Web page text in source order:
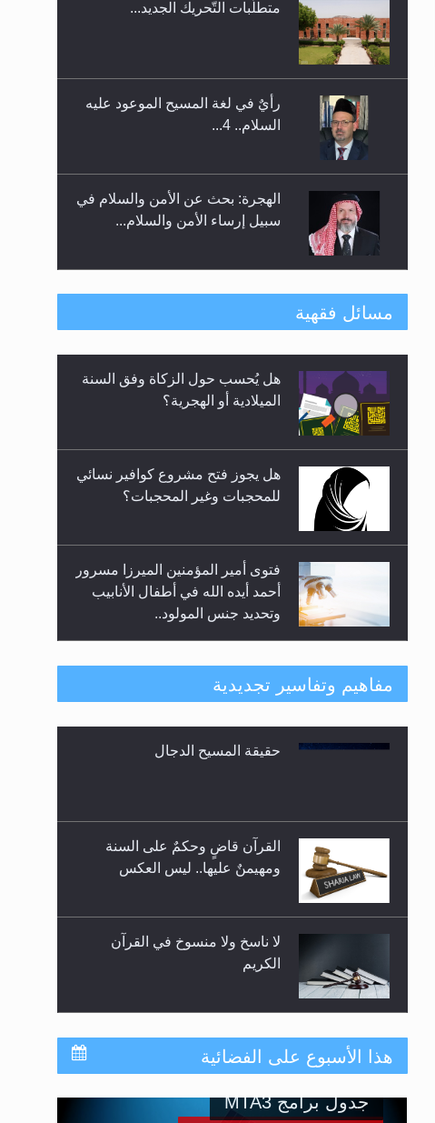
اليوم الوطني الرياضي لمجلس
متطلَّبات التّحريك الجديد...
رأيٌ في لغة المسيح الموعود عليه
السلام.. 4...
الهجرة: بحث عن الأمن والسلام في
سبيل إرساء الأمن والسلام...
رأيٌ في لغة المسيح الموعود عليه
**الحصن الحصين من وساوس
المعارضين ...**...
مسائل فقهية
هل يُحسب حول الزكاة وفق السنة
الميلادية أو الهجرية؟
هل يجوز فتح مشروع كوافير نسائي
للمحجبات وغير المحجبات؟
فتوى أمير المؤمنين الميرزا مسرور
أحمد أيده الله في أطفال الأنابيب
وتحديد جنس المولود..
هل من الصحيح أن ديّة المرأة
المقتولة تساوي نصف ديّة الرجل
هل تعتبر الأشفار الاصطناعية
للوضوء وهل يُسمح الصلاة بها؟
مفاهيم وتفاسير تجديدية
حقيقة المسيح الدجال
القرآن قاضٍ وحكمٌ على السنة
ومهيمنٌ عليها.. ليس العكس
لا ناسخ ولا منسوخ في القرآن
الكريم
المفهوم الحقيقي للجهاد الإسلامي..
هذا الأسبوع على الفضائية
جدول برامج MTA3